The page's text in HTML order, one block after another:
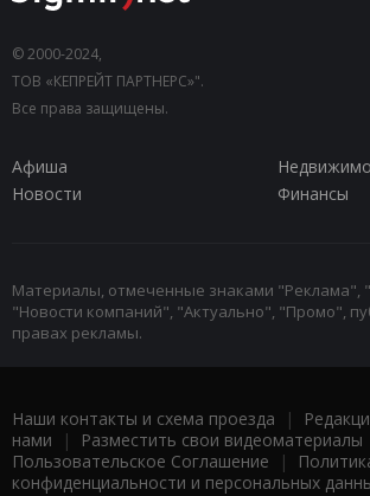
© 2000-2024,
ТОВ «КЕПРЕЙТ ПАРТНЕРС»".
Все права защищены.
Афиша
Новости
Финансы
Материалы, отмеченные знаками "Реклама",
"Новости компаний", "Актуально", "Промо",
правах рекламы.
Наши контакты и схема проезда |
нами | Разместить свои видеоматериалы
Пользовательское Соглашение |
конфиденциальности и персональных